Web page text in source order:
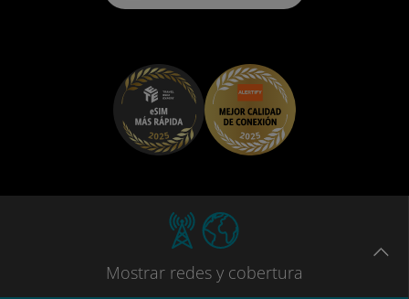
Mostrar redes y cobertura